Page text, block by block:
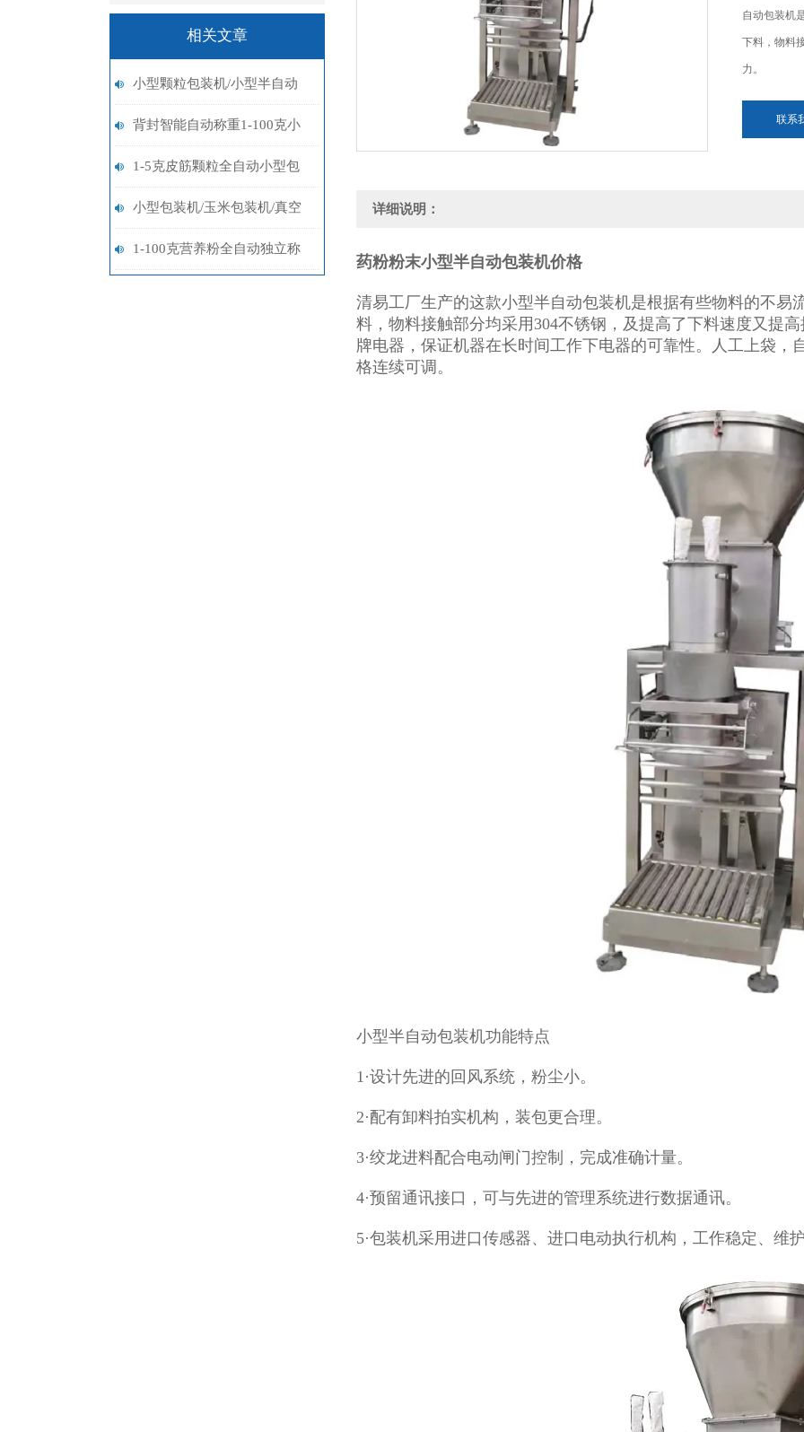
相关文章
小型颗粒包装机/小型半自动
包装机/小型粉末包装机设备
背封智能自动称重1-100克小
米珠颗粒包装机定制
1-5克皮筋颗粒全自动小型包
装机定制
小型包装机/玉米包装机/真空
包装机设备|品牌
1-100克营养粉全自动独立称
自动包装机
下料，物料
力。
联系
详细说明：
药粉粉末小型半自动包装机价格
清易工厂生产的这款小型半自动包装机是根据有些物料的不易
料，物料接触部分均采用304不锈钢，及提高了下料速度又提
牌电器，保证机器在长时间工作下电器的可靠性。人工上袋，
格连续可调。
小型半自动包装机功能特点
1·设计先进的回风系统，粉尘小。
2·配有卸料拍实机构，装包更合理。
3·绞龙进料配合电动闸门控制，完成准确计量。
4·预留通讯接口，可与先进的管理系统进行数据通讯。
5·包装机采用进口传感器、进口电动执行机构，工作稳定、维